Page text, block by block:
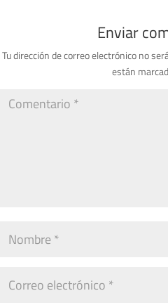
Enviar
Tu dirección de correo electrónico no
están